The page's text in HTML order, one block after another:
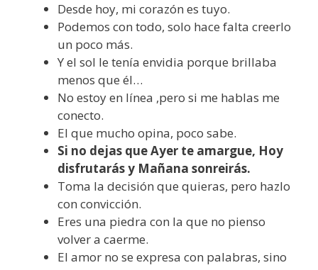
Desde hoy, mi corazón es tuyo.
Podemos con todo, solo hace falta creerlo
un poco más.
Y el sol le tenía envidia porque brillaba
menos que él…
No estoy en línea ,pero si me hablas me
conecto.
El que mucho opina, poco sabe.
Si no dejas que Ayer te amargue, Hoy
disfrutarás y Mañana sonreirás.
Toma la decisión que quieras, pero hazlo
con convicción.
Eres una piedra con la que no pienso
volver a caerme.
El amor no se expresa con palabras, sino